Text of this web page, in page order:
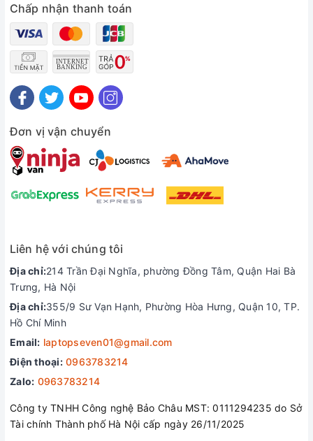
thể cảm ứng đa điểm chạm, đây cũng là một điều
khá thú vị có ở dòng laptop Surface.
Cổng kết nối thunderbolt 4
Với cổng ThunderBolt, bạn có thể kết nối cùng các
màn hình ngoài, truy cập dữ liệu với tốc độ lên đến
eGPU nâng cao. Đặc biệt, Surface Laptop 5 còn có
thêm kết nối USB-A 3.2 và jack cắm 3.5mm giúp bạn
Chấp nhận thanh toán
Đơn vị vận chuyển
Liên hệ với chúng tôi
Địa chỉ:214 Trần Đại Nghĩa, phường Đồng Tâm, Quận Hai Bà
Trưng, Hà Nội
Địa chỉ:355/9 Sư Vạn Hạnh, Phường Hòa Hưng, Quận 10, TP.
Hồ Chí Minh
Email: laptopseven01@gmail.com
Điện thoại: 0963783214
Zalo: 0963783214
Công ty TNHH Công nghệ Bảo Châu MST: 0111294235 do Sở
Tài chính Thành phố Hà Nội cấp ngày 26/11/2025